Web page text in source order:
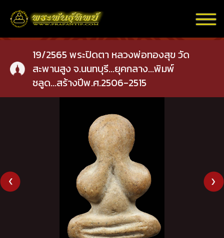
19/2565 พระปิดตา หลวงพ่อทองสุข วัด
สะพานสูง จ.นนทบุรี...ยุคกลาง...พิมพ์
ชลูด...สร้างปีพ.ศ.2506-2515